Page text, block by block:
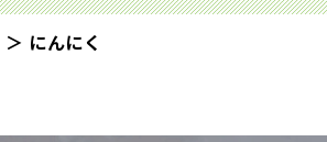
にんにく